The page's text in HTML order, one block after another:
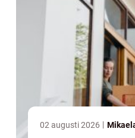
02 augusti 2026